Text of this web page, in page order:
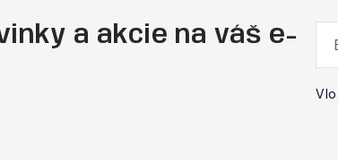
a akcie na váš e-